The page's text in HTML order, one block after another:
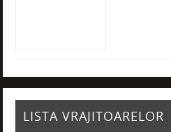
LISTA VRAJITOARELOR